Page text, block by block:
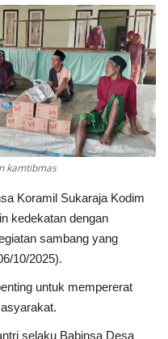
kamtibmas
Koramil Sukaraja Kodim
kedekatan dengan
sambang yang
10/2025).
untuk mempererat
selaku Babinsa Desa